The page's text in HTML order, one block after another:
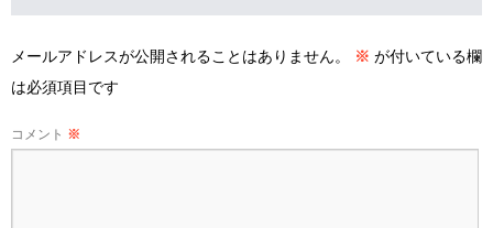
メールアドレスが公開されることはありません。 ※ が付いている欄
は必須項目です
コメント ※